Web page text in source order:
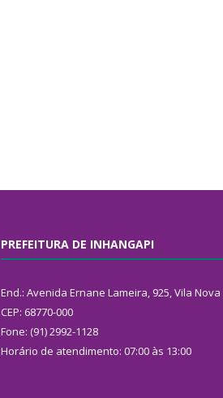
PREFEITURA DE INHANGAPI
End.: Avenida Ernane Lameira, 925, Vila Nova
CEP: 68770-000
Fone: (91) 2992-1128
Horário de atendimento: 07:00 às 13:00